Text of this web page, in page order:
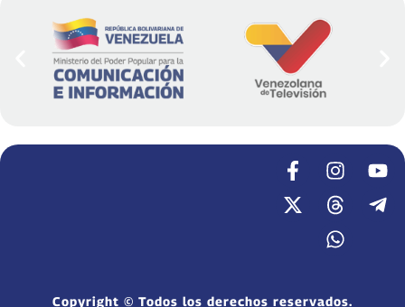
Copyright © Todos los derechos reservados.